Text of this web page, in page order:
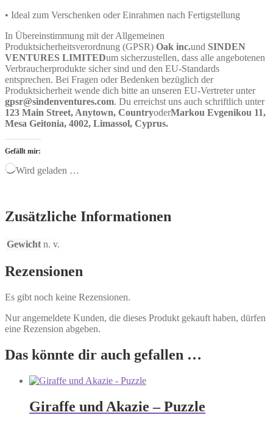
• Ideal zum Verschenken oder Einrahmen nach Fertigstellung
In Übereinstimmung mit der Allgemeinen
Produktsicherheitsverordnung (GPSR) Oak inc.und SINDEN
VENTURES LIMITEDum sicherzustellen, dass alle angebotenen
Verbraucherprodukte sicher sind und den EU-Standards
entsprechen. Bei Fragen oder Bedenken bezüglich der
Produktsicherheit wende dich bitte an unseren EU-Vertreter unter
gpsr@sindenventures.com. Du erreichst uns auch schriftlich unter
123 Main Street, Anytown, CountryoderMarkou Evgenikou 11,
Mesa Geitonia, 4002, Limassol, Cyprus.
Gefällt mir:
Wird geladen …
Zusätzliche Informationen
Gewicht n. v.
Rezensionen
Es gibt noch keine Rezensionen.
Nur angemeldete Kunden, die dieses Produkt gekauft haben, dürfen
eine Rezension abgeben.
Das könnte dir auch gefallen …
Giraffe und Akazie – Puzzle